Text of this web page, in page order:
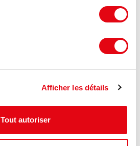
Afficher les détails
Tout autoriser
Nous consulter